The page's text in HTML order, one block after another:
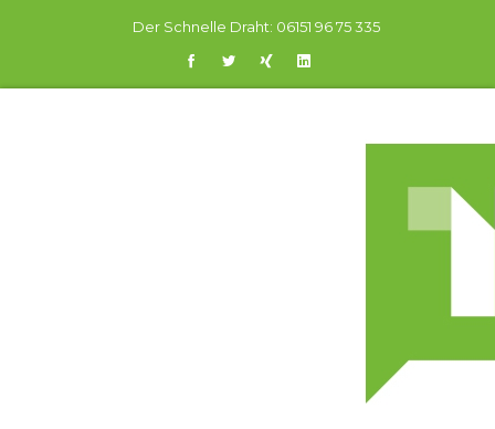
Der Schnelle Draht: 06151 96 75 335